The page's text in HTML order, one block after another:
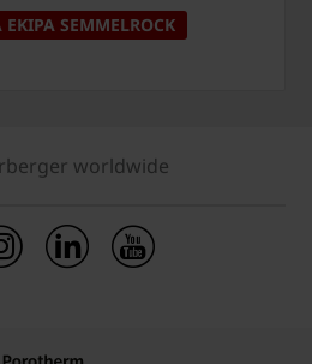
EKIPA SEMMELROCK
worldwide